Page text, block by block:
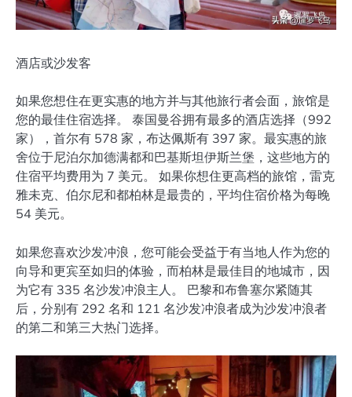
酒店或沙发客
如果您想住在更实惠的地方并与其他旅行者会面，旅馆是
您的最佳住宿选择。 泰国曼谷拥有最多的酒店选择（992
家），首尔有 578 家，布达佩斯有 397 家。最实惠的旅
舍位于尼泊尔加德满都和巴基斯坦伊斯兰堡，这些地方的
住宿平均费用为 7 美元。 如果你想住更高档的旅馆，雷克
雅未克、伯尔尼和都柏林是最贵的，平均住宿价格为每晚
54 美元。
如果您喜欢沙发冲浪，您可能会受益于有当地人作为您的
向导和更宾至如归的体验，而柏林是最佳目的​​地城市，因
为它有 335 名沙发冲浪主人。 巴黎和布鲁塞尔紧随其
后，分别有 292 名和 121 名沙发冲浪者成为沙发冲浪者
的第二和第三大热门选择。